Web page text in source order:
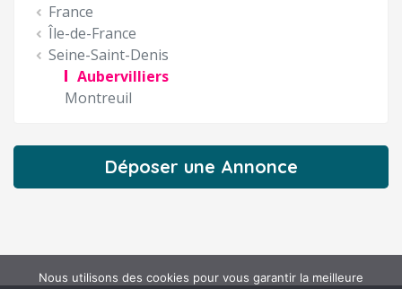
France
Île-de-France
Seine-Saint-Denis
Aubervilliers
Montreuil
Déposer une Annonce
Nous utilisons des cookies pour vous garantir la meilleure